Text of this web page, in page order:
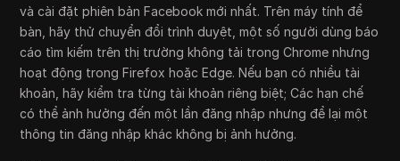
và cài đặt phiên bản Facebook mới nhất. Trên máy tính để
bàn, hãy thử chuyển đổi trình duyệt, một số người dùng báo
cáo tìm kiếm trên thị trường không tải trong Chrome nhưng
hoạt động trong Firefox hoặc Edge. Nếu bạn có nhiều tài
khoản, hãy kiểm tra từng tài khoản riêng biệt; Các hạn chế
có thể ảnh hưởng đến một lần đăng nhập nhưng để lại một
thông tin đăng nhập khác không bị ảnh hưởng.